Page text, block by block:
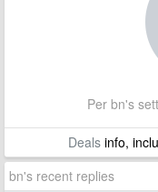
Per bn's
Dealsinfo,
bn's recent replies